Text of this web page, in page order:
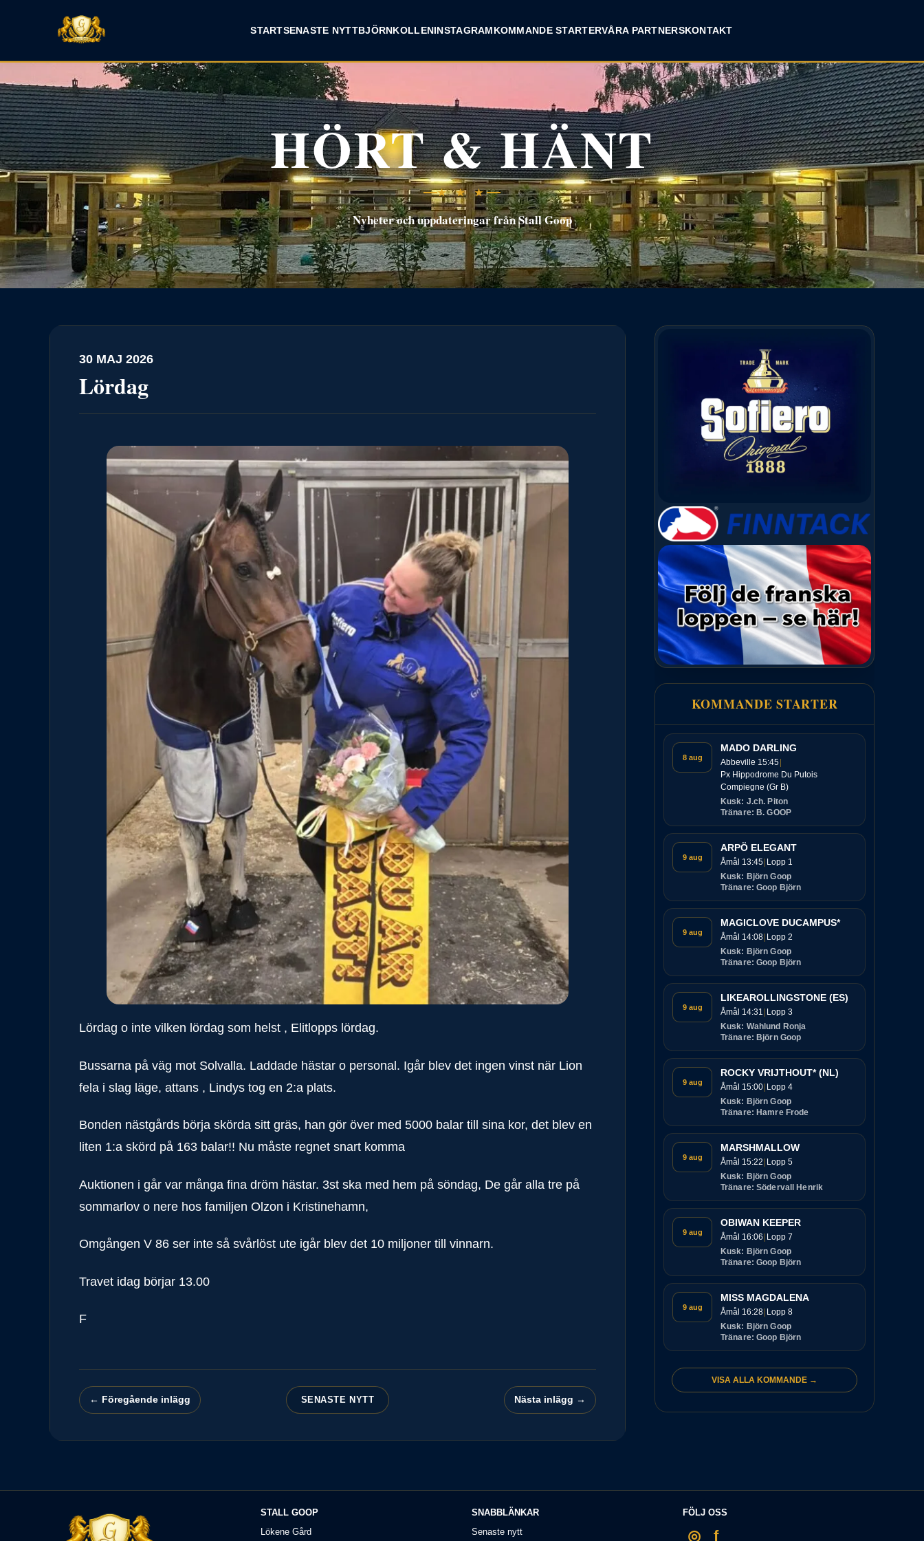
STARTSENASTE NYTTBJÖRNKOLLENINSTAGRAMKOMMANDE STARTERVÅRA PARTNERSKONTAKT
HÖRT & HÄNT
★ ★ ★
Nyheter och uppdateringar från Stall Goop
30 MAJ 2026
Lördag
Lördag o inte vilken lördag som helst , Elitlopps lördag.
Bussarna på väg mot Solvalla. Laddade hästar o personal. Igår blev det ingen vinst när Lion
fela i slag läge, attans , Lindys tog en 2:a plats.
Bonden nästgårds börja skörda sitt gräs, han gör över med 5000 balar till sina kor, det blev en
liten 1:a skörd på 163 balar!! Nu måste regnet snart komma
Auktionen i går var många fina dröm hästar. 3st ska med hem på söndag, De går alla tre på
sommarlov o nere hos familjen Olzon i Kristinehamn,
Omgången V 86 ser inte så svårlöst ute igår blev det 10 miljoner till vinnarn.
Travet idag börjar 13.00
F
← Föregående inlägg SENASTE NYTT Nästa inlägg →
KOMMANDE STARTER
8 aug
MADO DARLING
Abbeville 15:45
Px Hippodrome Du Putois
Compiegne (Gr B)
Kusk: J.ch. Piton
Tränare: B. GOOP
9 aug
ARPÖ ELEGANT
Åmål 13:45 Lopp 1
Kusk: Björn Goop
Tränare: Goop Björn
9 aug
MAGICLOVE DUCAMPUS*
Åmål 14:08 Lopp 2
Kusk: Björn Goop
Tränare: Goop Björn
9 aug
LIKEAROLLINGSTONE (ES)
Åmål 14:31 Lopp 3
Kusk: Wahlund Ronja
Tränare: Björn Goop
9 aug
ROCKY VRIJTHOUT* (NL)
Åmål 15:00 Lopp 4
Kusk: Björn Goop
Tränare: Hamre Frode
9 aug
MARSHMALLOW
Åmål 15:22 Lopp 5
Kusk: Björn Goop
Tränare: Södervall Henrik
9 aug
OBIWAN KEEPER
Åmål 16:06 Lopp 7
Kusk: Björn Goop
Tränare: Goop Björn
9 aug
MISS MAGDALENA
Åmål 16:28 Lopp 8
Kusk: Björn Goop
Tränare: Goop Björn
VISA ALLA KOMMANDE →
STALL GOOP
Lökene Gård
SNABBLÄNKAR
Senaste nytt
FÖLJ OSS
◎ f